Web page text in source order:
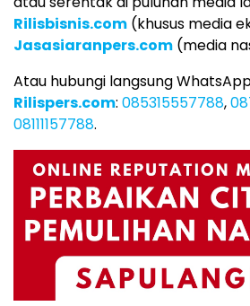
Rilisbisnis.com (khusus media
Jasasiaranpers.com (media
Atau hubungi langsung
Rilispers.com: 085315557788,
08111157788.